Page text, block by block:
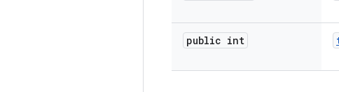
public int